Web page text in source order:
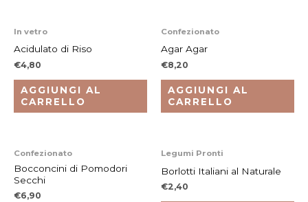
In vetro
Acidulato di Riso
€4,80
AGGIUNGI AL
CARRELLO
Confezionato
Agar Agar
€8,20
AGGIUNGI AL
CARRELLO
Confezionato
Bocconcini di Pomodori
Secchi
€6,90
Legumi Pronti
Borlotti Italiani al Naturale
€2,40